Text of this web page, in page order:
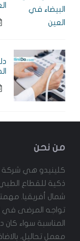
من نحن
كلينيدو هي شركة
ذكية للقطاع
شمال أفريقيا.
تواجه المرضى في
المناسبة سواء
معمل تحاليل،